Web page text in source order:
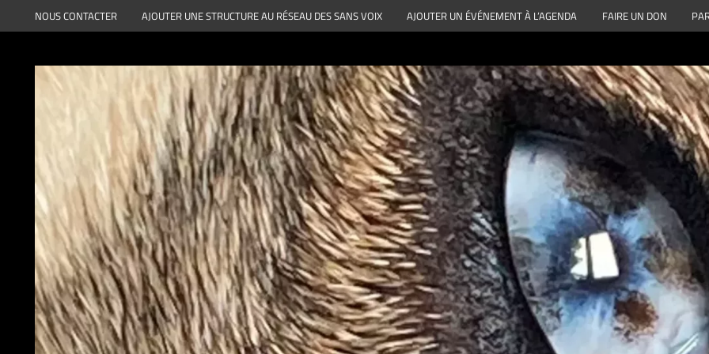
au
NOUS CONTACTER AJOUTER UNE STRUCTURE AU RÉSEAU DES SANS VOIX AJOUTER UN ÉVÉNEMENT À L’AGENDA FAIRE UN DON